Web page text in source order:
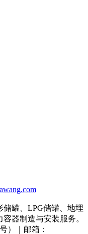
罐、LPG储罐、地埋
器制造与安装服务。
）｜邮箱：